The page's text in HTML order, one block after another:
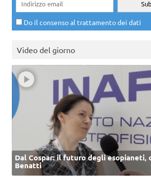
Do il consenso al trattamento dei dati
Video del giorno
Dal Cospar: il futuro degli esopianeti,
Benatti